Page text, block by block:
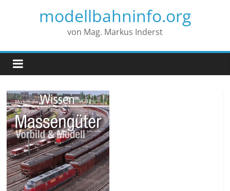
modellbahninfo.org
von Mag. Markus Inderst